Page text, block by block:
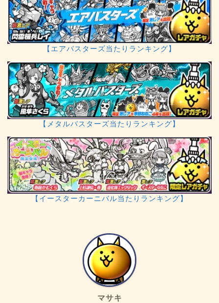
【エアバスターズ当たりランキング】
【メタルバスターズ当たりランキング】
【イースターカーニバル当たりランキング】
マサキ